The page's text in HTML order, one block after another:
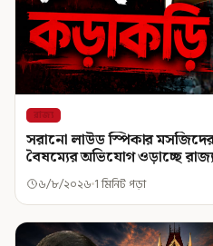
রাজ্য
সরানো লাউড স্পিকার
বৈষম্যের অভিযোগ ওড়াচ্ছে
৬/৮/২০২৬ 1 মিনিট পড়া